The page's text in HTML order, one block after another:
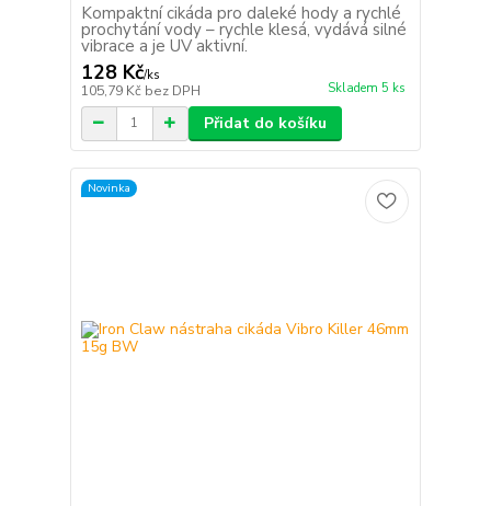
Kompaktní cikáda pro daleké hody a rychlé
prochytání vody – rychle klesá, vydává silné
vibrace a je UV aktivní.
128 Kč/ks
105,79 Kč bez DPH Skladem 5 ks
Přidat do košíku
Novinka